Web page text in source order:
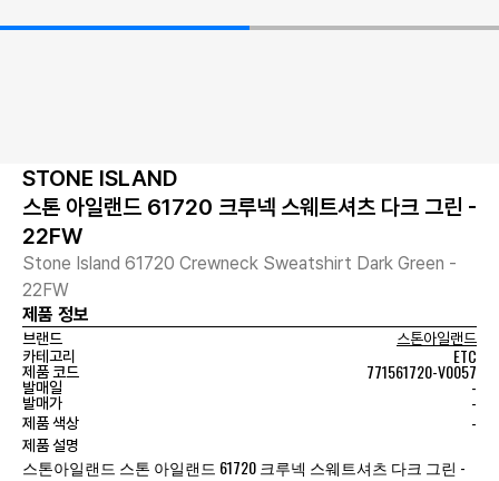
STONE ISLAND
스톤 아일랜드 61720 크루넥 스웨트셔츠 다크 그린 -
22FW
Stone Island 61720 Crewneck Sweatshirt Dark Green -
22FW
제품 정보
브랜드
스톤아일랜드
카테고리
ETC
제품 코드 771561720-V0057
발매일 -
발매가 -
제품 색상 -
제품 설명
스톤아일랜드 스톤 아일랜드 61720 크루넥 스웨트셔츠 다크 그린 -